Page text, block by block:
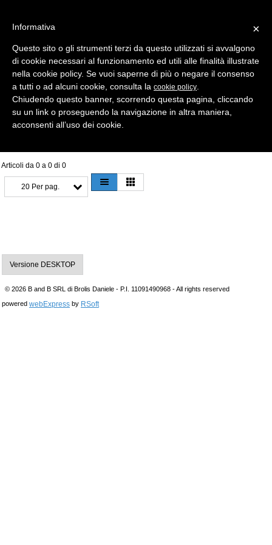
Selezione
TELECOMANDI CONDIZIONATORI
Articoli da 0 a 0 di 0
20 Per pag.
Versione DESKTOP
© 2026 B and B SRL di Brolis Daniele - P.I. 11091490968 - All rights reserved
powered webExpress by RSoft
×
Informativa
Questo sito o gli strumenti terzi da questo utilizzati si avvalgono
di cookie necessari al funzionamento ed utili alle finalità illustrate
nella cookie policy. Se vuoi saperne di più o negare il consenso
a tutti o ad alcuni cookie, consulta la cookie policy
Chiudendo questo banner, scorrendo questa pagina, cliccando
su un link o proseguendo la navigazione in altra maniera,
acconsenti all’uso dei cookie.